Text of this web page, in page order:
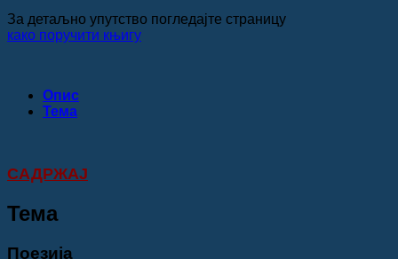
За детаљно упутство погледајте страницу
како поручити књигу
Опис
Teма
САДРЖАЈ
Teма
Поезија